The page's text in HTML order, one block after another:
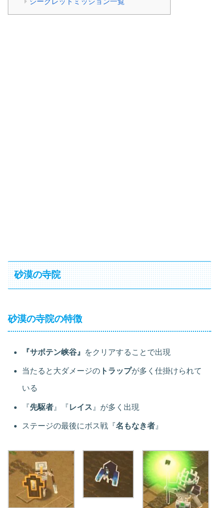
砂漠の寺院
砂漠の寺院の特徴
『サボテン峡谷』 をクリアすることで出現
当たると大ダメージの トラップが多く仕掛けられて
いる
『先駆者 』『レイス 』が多く出現
ステージの最後にボス戦『名もなき者 』